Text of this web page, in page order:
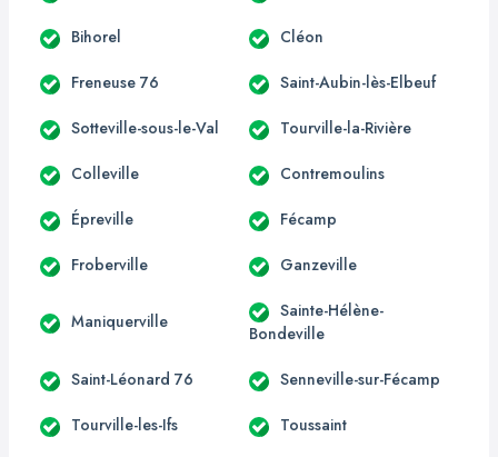
Bihorel Cléon
Freneuse 76 Saint-Aubin-lès-Elbeuf
Sotteville-sous-le-Val Tourville-la-Rivière
Colleville Contremoulins
Épreville Fécamp
Froberville Ganzeville
Maniquerville
Sainte-Hélène-
Bondeville
Saint-Léonard 76 Senneville-sur-Fécamp
Tourville-les-Ifs Toussaint